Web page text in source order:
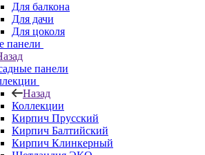
Для балкона
Для дачи
Для цоколя
панели
панели
Назад
Коллекции
Кирпич Прусский
Кирпич Балтийский
Кирпич Клинкерный